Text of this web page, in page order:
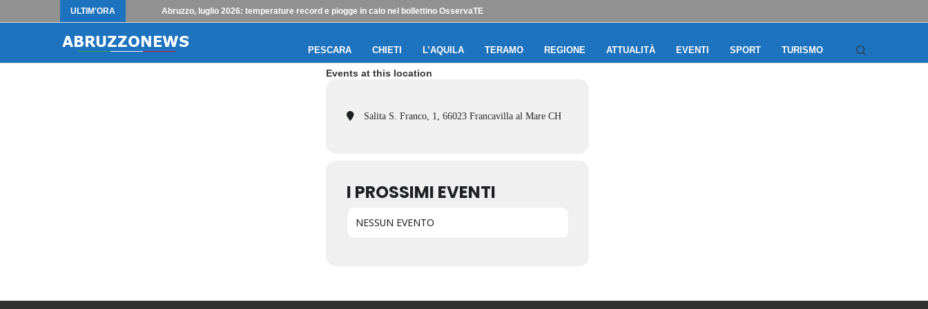
ULTIM'ORA Abruzzo, luglio 2026: temperature record e piogge in calo nel bollettino OsservaTE
PESCARA CHIETI L’AQUILA TERAMO REGIONE ATTUALITÀ EVENTI SPORT TURISMO
Events at this location
Salita S. Franco, 1, 66023 Francavilla al Mare CH
I PROSSIMI EVENTI
NESSUN EVENTO